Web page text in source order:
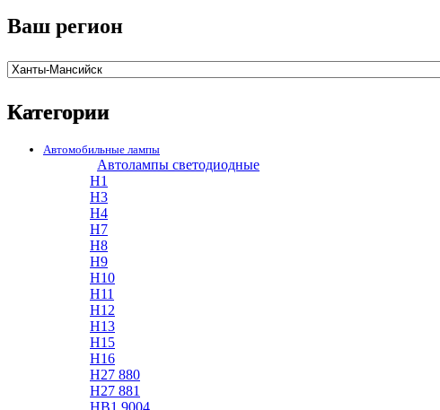
Ваш регион
Категории
Автомобильные лампы
Автолампы светодиодные
H1
H3
H4
H7
H8
H9
H10
H11
H12
H13
H15
H16
H27 880
H27 881
HB1 9004